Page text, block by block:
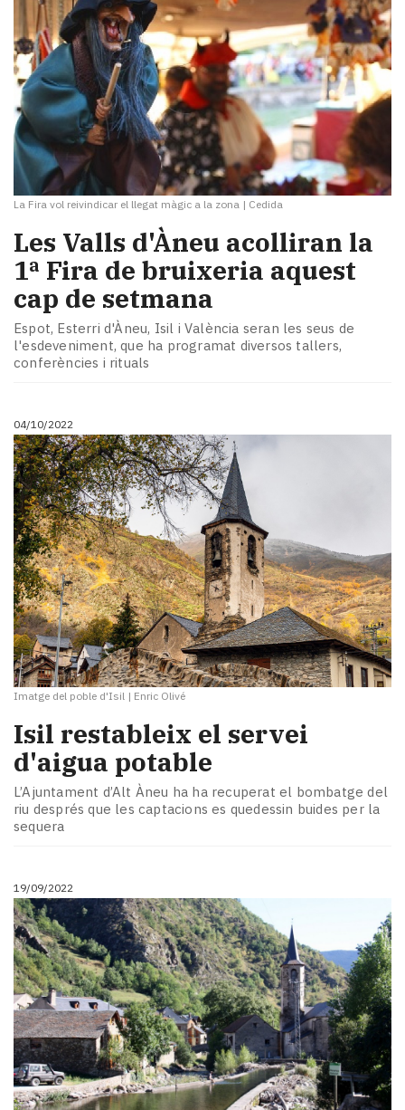
La Fira vol reivindicar el llegat màgic a la zona | Cedida
Les Valls d'Àneu acolliran la
1ª Fira de bruixeria aquest
cap de setmana
Espot, Esterri d'Àneu, Isil i València seran les seus de
l'esdeveniment, que ha programat diversos tallers,
conferències i rituals
04/10/2022
Imatge del poble d'Isil | Enric Olivé
Isil restableix el servei
d'aigua potable
L’Ajuntament d’Alt Àneu ha ha recuperat el bombatge del
riu després que les captacions es quedessin buides per la
sequera
19/09/2022